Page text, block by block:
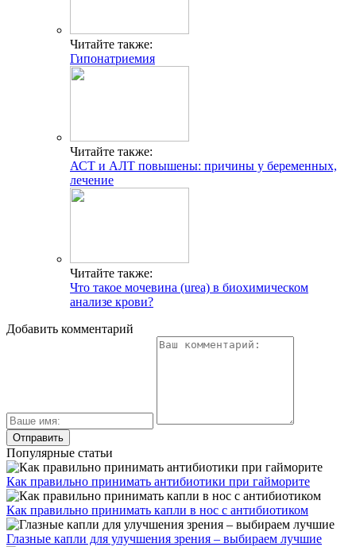
Читайте также:
Гипонатриемия
Читайте также:
АСТ и АЛТ повышены: причины у беременных,
лечение
Читайте также:
Что такое мочевина (urea) в биохимическом
анализе крови?
Добавить комментарий
Популярные статьи
Как правильно принимать антибиотики при гайморите
Как правильно принимать капли в нос с антибиотиком
Глазные капли для улучшения зрения – выбираем лучшие